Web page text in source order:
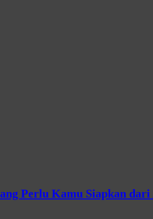
Perlu Kamu Siapkan dari